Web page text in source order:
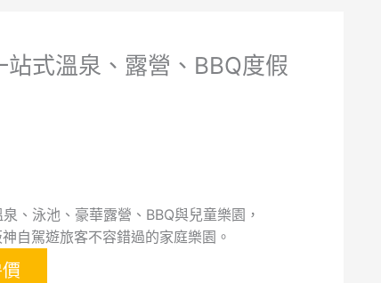
式溫泉、露營、BBQ度假
、泳池、豪華露營、BBQ與兒童樂園，
自駕遊旅客不容錯過的家庭樂園。